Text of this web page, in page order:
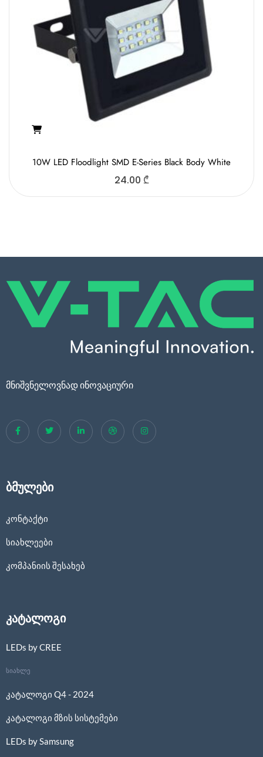
10W LED Floodlight SMD E-Series Black Body White
24.00 ₾
მნიშვნელოვნად ინოვაციური
ბმულები
კონტაქტი
სიახლეები
კომპანიის შესახებ
კატალოგი
LEDs by CREE
სიახლე
კატალოგი Q4 - 2024
კატალოგი მზის სისტემები
LEDs by Samsung